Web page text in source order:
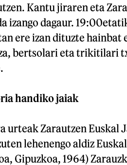
Kantu jiraren eta
izango dagaur.
ere izan dituzte
bertsolari eta trikitilari
handiko jaiak
urteak Zarautzen Euskal
lehenengo aldiz
Gipuzkoa, 1964)